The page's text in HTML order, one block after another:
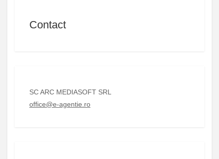
Contact
SC ARC MEDIASOFT SRL
office@e-agentie.ro